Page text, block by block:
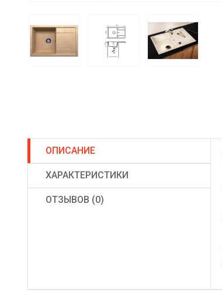
ОПИСАНИЕ
ХАРАКТЕРИСТИКИ
ОТЗЫВОВ (0)